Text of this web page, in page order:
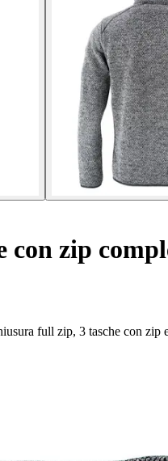
con zip
full zip, 3 tasche con zip